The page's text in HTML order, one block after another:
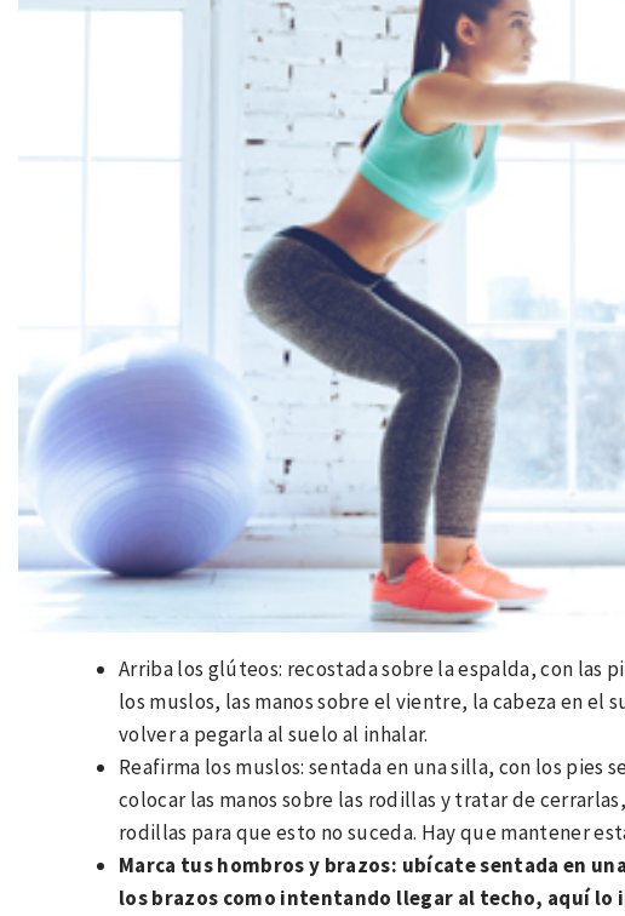
Arriba los glúteos: recostada sobre la espalda, con las
los muslos, las manos sobre el vientre, la cabeza en el
volver a pegarla al suelo al inhalar.
Reafirma los muslos: sentada en una silla, con los pies
colocar las manos sobre las rodillas y tratar de
rodillas para que esto no suceda. Hay que mantener
Marca tus hombros y brazos: ubícate sentada en
los brazos como intentando llegar al techo, aquí